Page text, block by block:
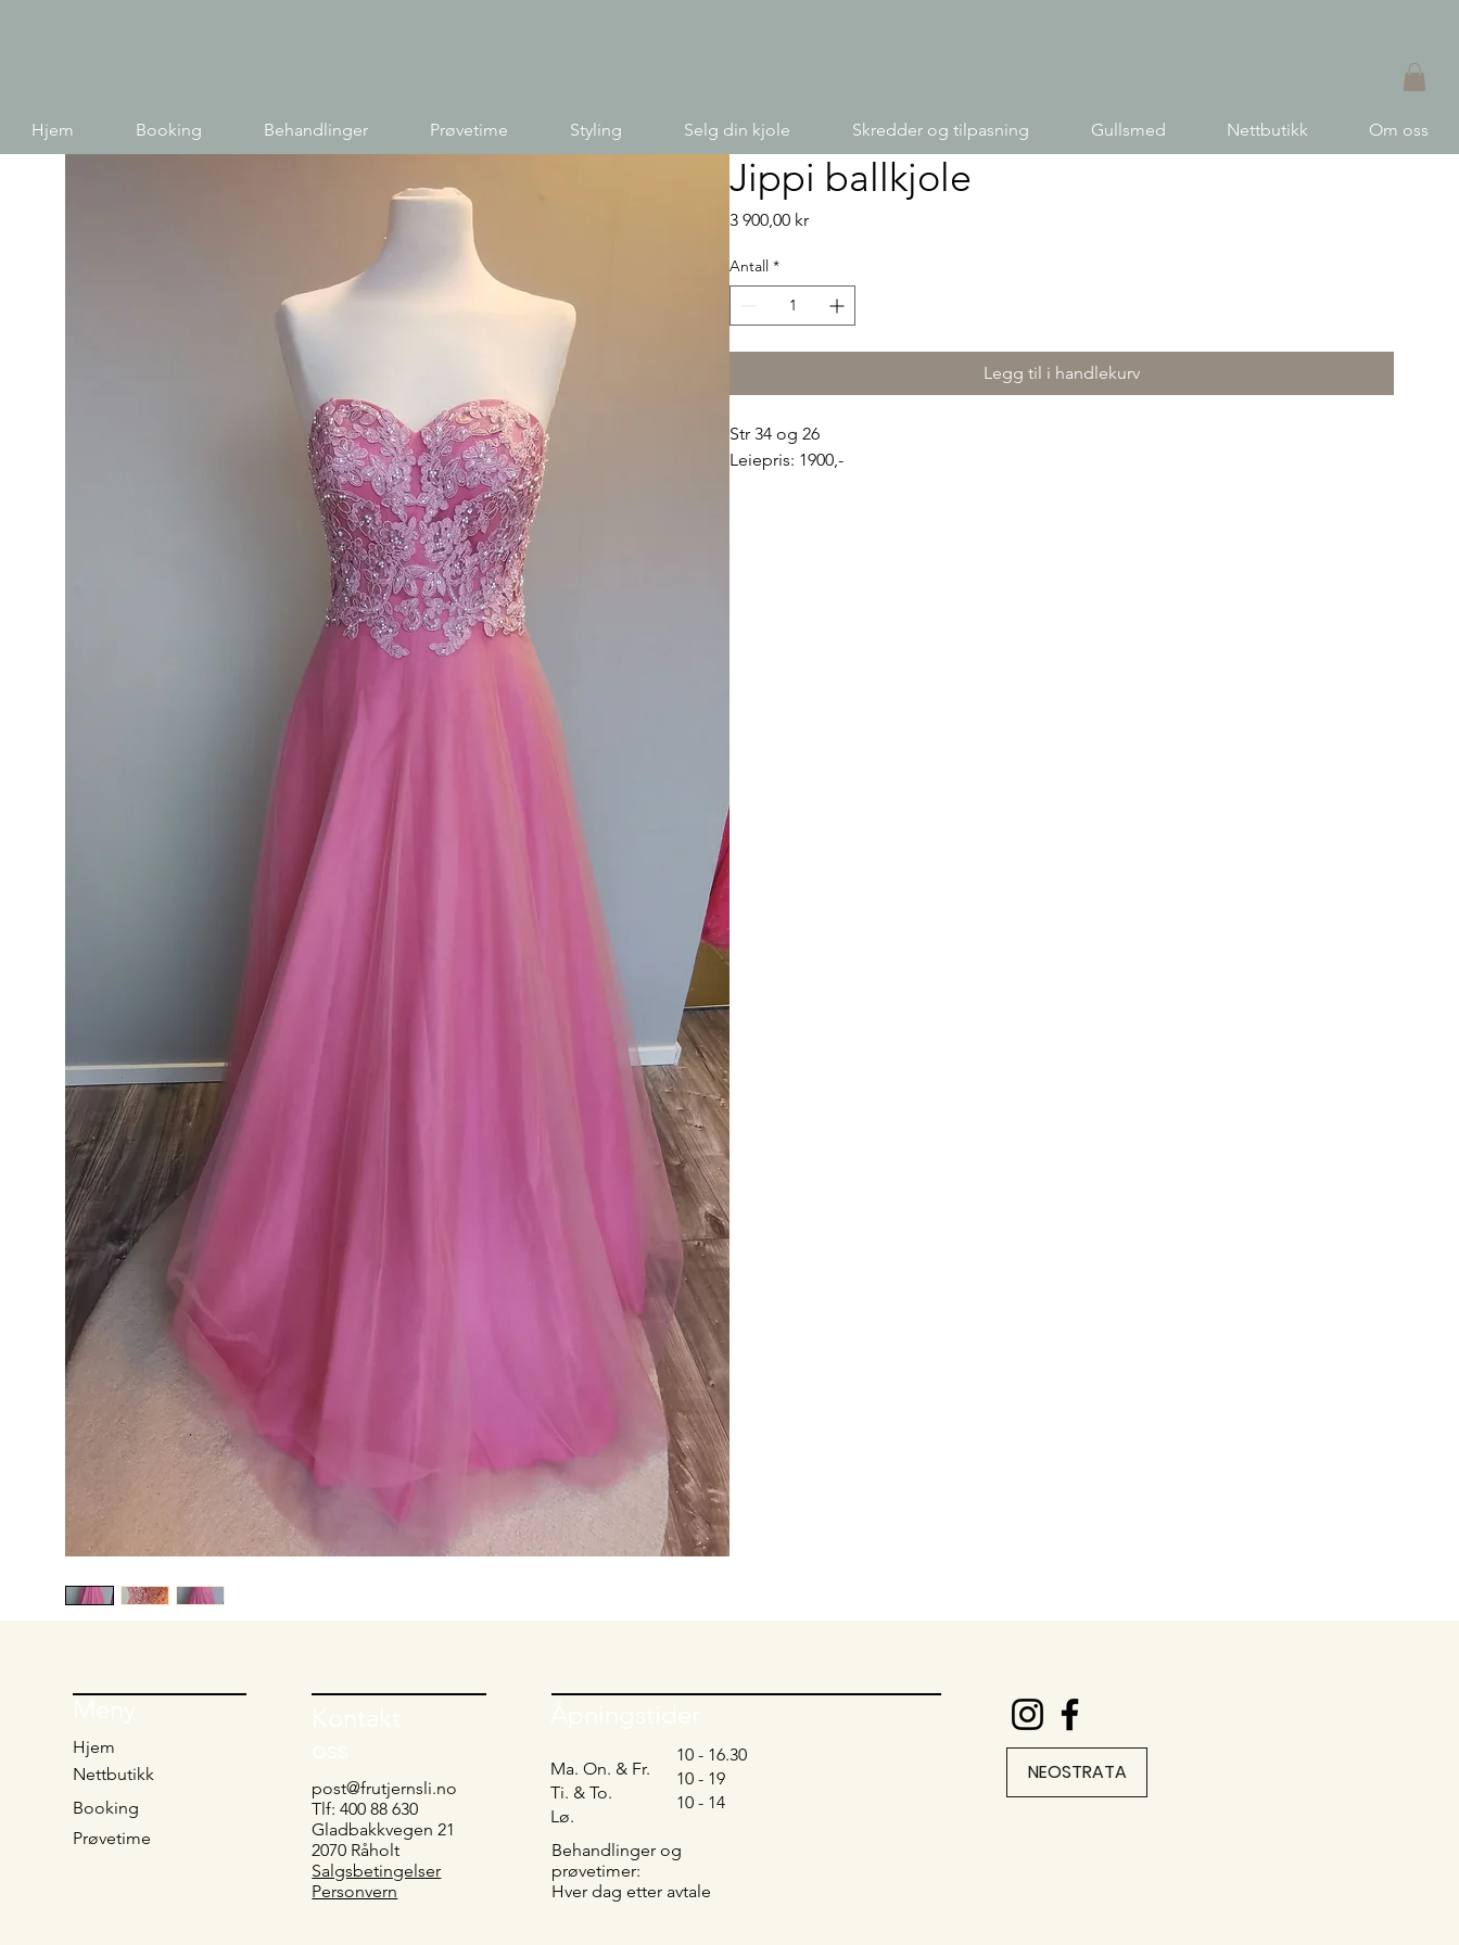
Hjem Booking Behandlinger Prøvetime Styling Selg din kjole Skredder og tilpasning Gullsmed Nettbutikk Om oss
Jippi ballkjole
3 900,00 krPris
Antall *
Legg til i handlekurv
Str 34 og 26
Leiepris: 1900,-
post@frutjernsli.no
Tlf: 400 88 630
Gladbakkvegen 21
2070 Råholt
Salgsbetingelser
Personvern
Hjem
Nettbutikk
Booking
Prøvetime
NEOSTRATA
Ma. On. & Fr.
Ti. & To.
Lø.
10 - 16.30
10 - 19
10 - 14
Behandlinger og
prøvetimer:
Hver dag etter avtale